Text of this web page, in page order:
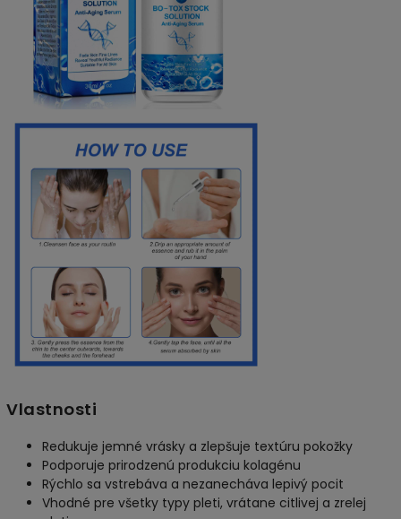
Vlastnosti
Redukuje jemné vrásky a zlepšuje textúru pokožky
Podporuje prirodzenú produkciu kolagénu
Rýchlo sa vstrebáva a nezanecháva lepivý pocit
Vhodné pre všetky typy pleti, vrátane citlivej a zrelej